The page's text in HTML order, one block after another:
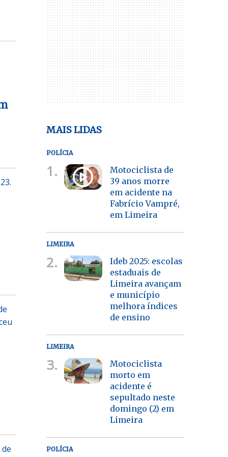
MAIS LIDAS
POLÍCIA
1.
Motociclista de
39 anos morre
em acidente na
Fabrício Vampré,
em Limeira
LIMEIRA
2.
Ideb 2025: escolas
estaduais de
Limeira avançam
e município
melhora índices
de ensino
LIMEIRA
3.
Motociclista
morto em
acidente é
sepultado neste
domingo (2) em
Limeira
POLÍCIA